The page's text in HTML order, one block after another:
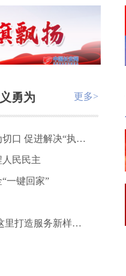
更多>
勇为
以“民事终结本次执行程序监督活动”为切口 促进解决“执行难、执行乱”
人民民主
一键回家”
让法治成为人参产业最坚实的“铠甲” 这里打造服务新样本！